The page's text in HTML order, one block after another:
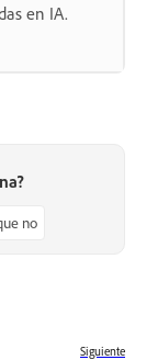
en IA.
no
Siguiente